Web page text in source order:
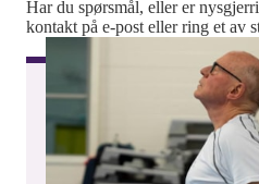
Har du spørsmål, eller er
kontakt på e-post eller ring et av